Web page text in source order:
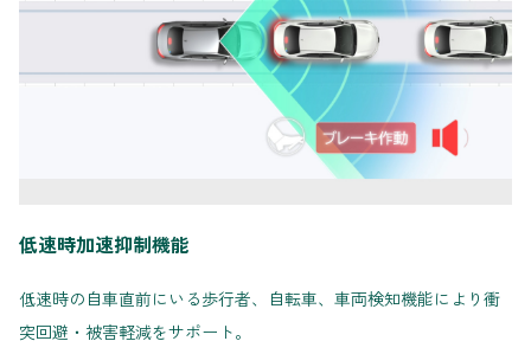
低速時加速抑制機能
低速時の自車直前にいる歩行者、自転車、車両検知機能により衝
突回避・被害軽減をサポート。